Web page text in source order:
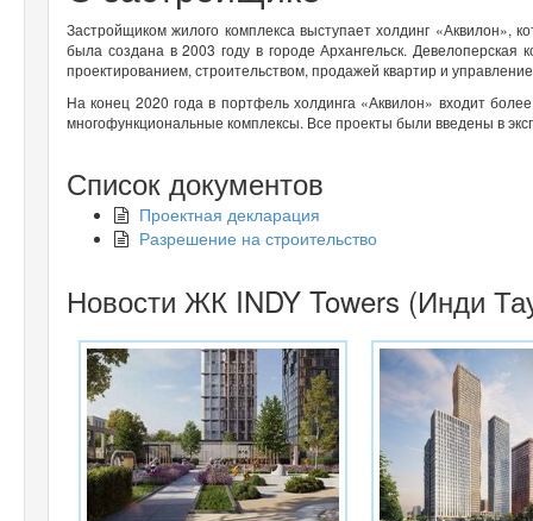
Застройщиком жилого комплекса выступает холдинг «Аквилон»,
была создана в 2003 году в городе Архангельск.
проектированием, строительством, продажей квартир и
На конец 2020 года в портфель холдинга «Аквилон» входит
многофункциональные комплексы. Все проекты были введены в
Список документов
Проектная декларация
Разрешение на строительство
Новости ЖК INDY Towers (Инди